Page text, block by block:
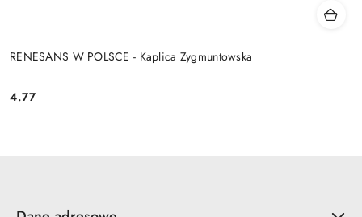
RENESANS W POLSCE - Kaplica Zygmuntowska
Cena:
4.77